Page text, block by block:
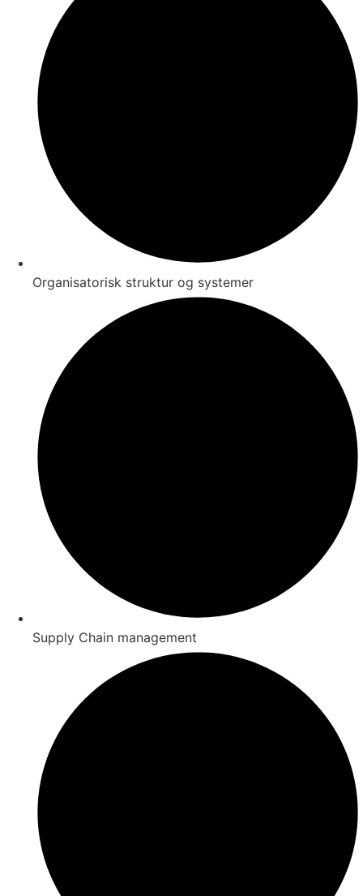
Organisatorisk struktur og systemer
Supply Chain management